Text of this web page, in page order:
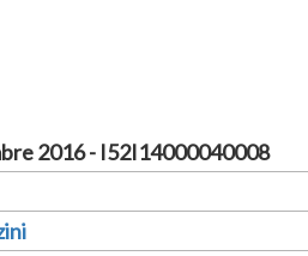
2016 - I52I14000040008